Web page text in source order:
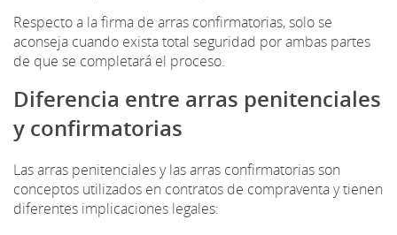
Respecto a la firma de arras confirmatorias, solo se
aconseja cuando exista total seguridad por ambas partes
de que se completará el proceso.
Diferencia entre arras penitenciales
y confirmatorias
Las arras penitenciales y las arras confirmatorias son
conceptos utilizados en contratos de compraventa y tienen
diferentes implicaciones legales: